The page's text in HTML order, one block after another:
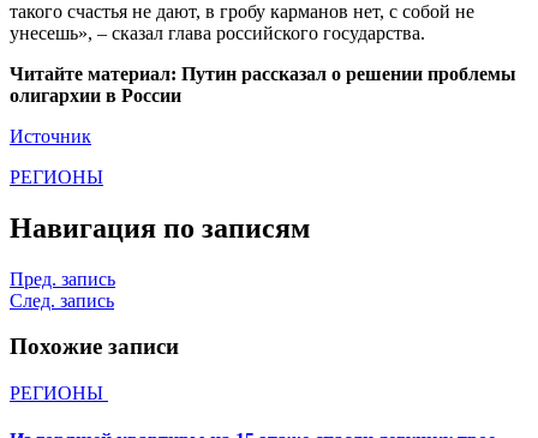
такого счастья не дают, в гробу карманов нет, с собой не
унесешь», – сказал глава российского государства.
Читайте материал: Путин рассказал о решении проблемы
олигархии в России
Источник
РЕГИОНЫ
Навигация по записям
Пред. запись
След. запись
Похожие записи
РЕГИОНЫ